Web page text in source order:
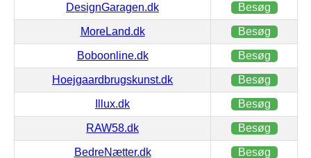
DesignGaragen.dk Besøg
MoreLand.dk Besøg
Boboonline.dk Besøg
Hoejgaardbrugskunst.dk Besøg
Illux.dk Besøg
RAW58.dk Besøg
BedreNætter.dk Besøg